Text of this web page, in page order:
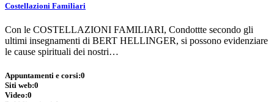
Costellazioni Familiari
Con le COSTELLAZIONI FAMILIARI, Condottte secondo gli
ultimi insegnamenti di BERT HELLINGER, si possono evidenziare
le cause spirituali dei nostri…
Appuntamenti e corsi:0
Siti web:0
Video:0